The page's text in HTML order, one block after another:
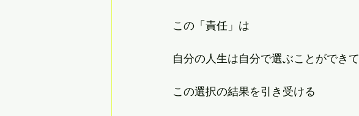
この「責任」は
自分の人生は自分で選ぶことができて
この選択の結果を引き受ける